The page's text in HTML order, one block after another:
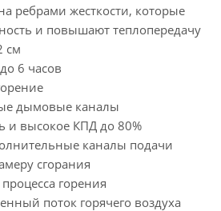
ребрами жесткости, которые
и повышают теплопередачу
см
6 часов
дымовые каналы
и высокое КПД до 80%
каналы подачи
сгорания
горения
поток горячего воздуха